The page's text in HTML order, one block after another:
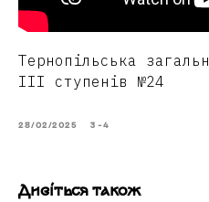
Тернопільська
ІІІ ступенів №24
28/02/2025 3-4
Дивіться також